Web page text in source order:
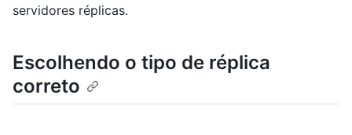
servidores réplicas.
Escolhendo o tipo de réplica
correto